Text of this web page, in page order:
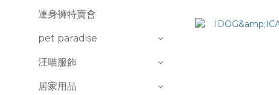
連身褲特賣會
pet paradise
汪喵服飾
居家用品